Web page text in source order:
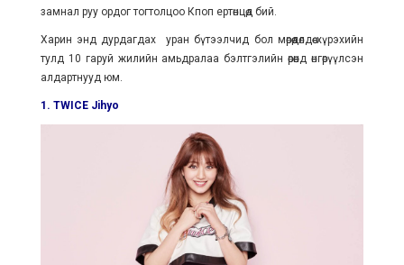
замнал руу ордог тогтолцоо Кпоп ертөнцөд бий.
Харин энд дурдагдах уран бүтээлчид бол мөрөөдөлдөө хүрэхийн
тулд 10 гаруй жилийн амьдралаа бэлтгэлийн өрөөнд өнгөрүүлсэн
алдартнууд юм.
1. TWICE Jihyo